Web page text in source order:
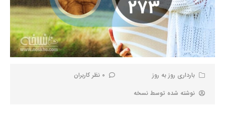
بارداری روز به روز
0 نظر کاربران
نوشته شده توسط نسخه